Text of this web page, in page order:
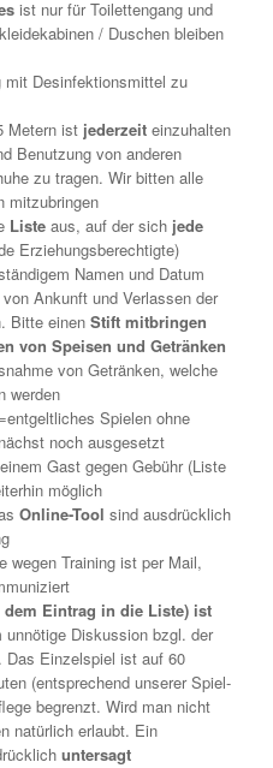
ist nur für Toilettengang und
/ Duschen bleiben
mit Desinfektionsmittel zu
Metern ist jederzeiteinzuhalten
Benutzung von anderen
zu tragen. Wir bitten alle
mitzubringen
Liste aus, auf der sich jede
Erziehungsberechtigte)
Namen und Datum
Ankunft und Verlassen der
Bitte einen Stift mitbringen
von Speisen und Getränken
von Getränken, welche
werden
Spielen ohne
noch ausgesetzt
Gast gegen Gebühr (Liste
möglich
Online-Tool sind ausdrücklich
wegen Training ist per Mail,
Eintrag in die Liste) ist
unnötige Diskussion bzgl. der
Das Einzelspiel ist auf 60
(entsprechend unserer Spiel-
begrenzt. Wird man nicht
natürlich erlaubt. Ein
untersagt